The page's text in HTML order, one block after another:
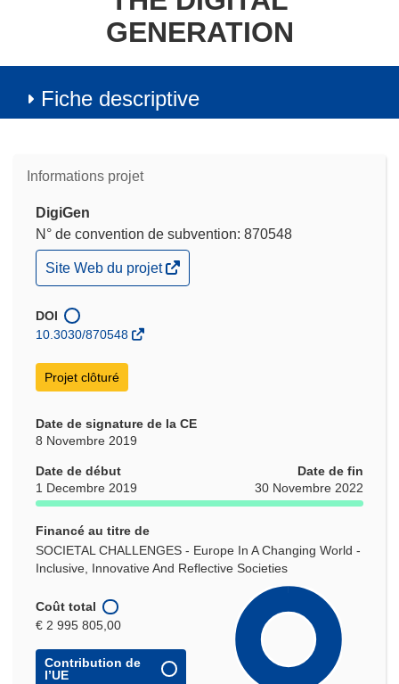
GENERATION
Fiche descriptive
Informations projet
DigiGen
N° de convention de subvention: 870548
(s’ouvre
dans
nouvelle
fenêtre)
Site Web du projet
DOI
10.3030/870548
Projet clôturé
Date de signature de la CE
8 Novembre 2019
Date de début
1 Decembre 2019
Date de fin
30 Novembre 2022
Financé au titre de
SOCIETAL CHALLENGES - Europe In A Changing World -
Inclusive, Innovative And Reflective Societies
Coût total
€ 2 995 805,00
Contribution de
l’UE